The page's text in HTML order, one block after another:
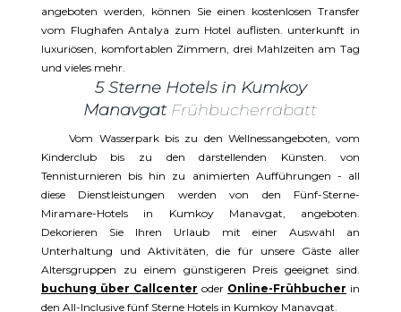
angeboten werden, können Sie einen kostenlosen Transfer
vom Flughafen Antalya zum Hotel auflisten. unterkunft in
luxuriösen, komfortablen Zimmern, drei Mahlzeiten am Tag
und vieles mehr.
5 Sterne Hotels in Kumkoy
Manavgat Frühbucherrabatt
Vom Wasserpark bis zu den Wellnessangeboten, vom
Kinderclub bis zu den darstellenden Künsten. von
Tennisturnieren bis hin zu animierten Aufführungen - all
diese Dienstleistungen werden von den Fünf-Sterne-
Miramare-Hotels in Kumkoy Manavgat, angeboten.
Dekorieren Sie Ihren Urlaub mit einer Auswahl an
Unterhaltung und Aktivitäten, die für unsere Gäste aller
Altersgruppen zu einem günstigeren Preis geeignet sind.
buchung über Callcenter oder Online-Frühbucher in
den All-Inclusive fünf Sterne Hotels in Kumkoy Manavgat.